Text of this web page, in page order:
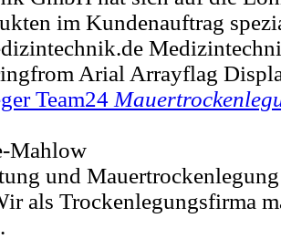
im Kundenauftrag
Arial Arrayflag
Team24
Mahlow
und
als Trockenlegungsfirma